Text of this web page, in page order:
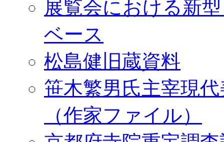
展覧会における新
ベース
松島健旧蔵資料
笹木繁男氏主宰現
（作家ファイル）